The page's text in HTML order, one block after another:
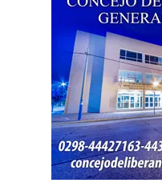
Posteriormente, el
intervención del
las pericias
encontrados quedaron
procedencia.
Por disposición de la
permanecen detenidos